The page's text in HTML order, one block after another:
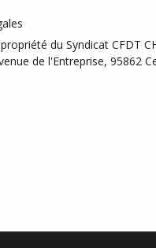
du Syndicat CFDT
de l'Entreprise, 95862